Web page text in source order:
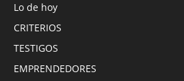
Lo de hoy
CRITERIOS
TESTIGOS
EMPRENDEDORES